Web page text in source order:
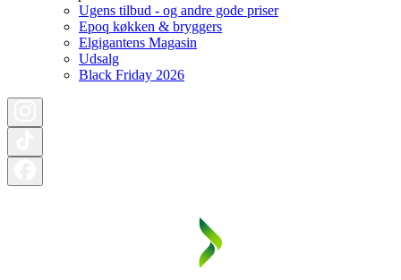
Ugens tilbud - og andre gode priser
Epoq køkken & bryggers
Elgigantens Magasin
Udsalg
Black Friday 2026